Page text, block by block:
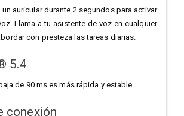
auricular durante 2 segundos para activar
Llama a tu asistente de voz en cualquier
con presteza las tareas diarias.
5.4
de 90 mses más rápida y estable.
conexión